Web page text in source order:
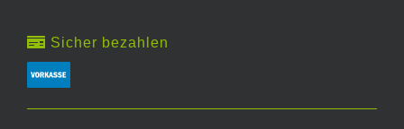
Sicher bezahlen